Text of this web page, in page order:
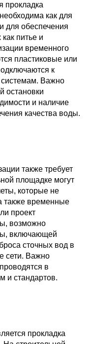
прокладка
как для
для обеспечения
питье и
временного
пластиковые или
к
Важно
остановки
и наличие
качества воды.
также требует
площадке могут
которые не
также временные
проект
возможно
включающей
сточных вод в
сети. Важно
в
и стандартов.
прокладка